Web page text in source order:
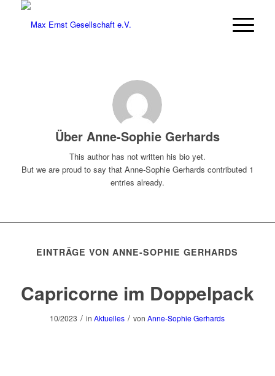
Über Anne-Sophie Gerhards
This author has not written his bio yet.
But we are proud to say that Anne-Sophie Gerhards contributed 1
entries already.
EINTRÄGE VON ANNE-SOPHIE GERHARDS
Capricorne im Doppelpack
10/2023 / inAktuelles / vonAnne-Sophie Gerhards